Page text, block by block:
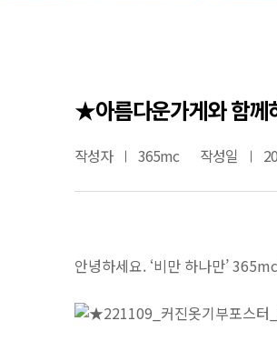
★아름다운가게와 함께
작성자 365mc 작성일
안녕하세요. ‘비만 하나만’